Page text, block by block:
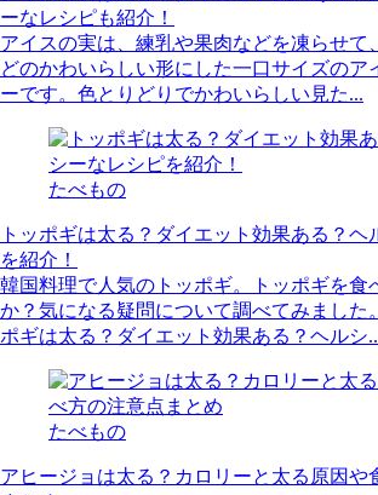
ーなレシピも紹介！
アイスの実は、練乳や果肉などを凍らせて
どのかわいらしい形にした一口サイズのア
ーです。色とりどりでかわいらしい見た...
たべもの
トッポギは太る？ダイエット効果ある？ヘ
を紹介！
韓国料理で人気のトッポギ。トッポギを食
か？気になる疑問について調べてみました
ポギは太る？ダイエット効果ある？ヘルシ
たべもの
アヒージョは太る？カロリーと太る原因や